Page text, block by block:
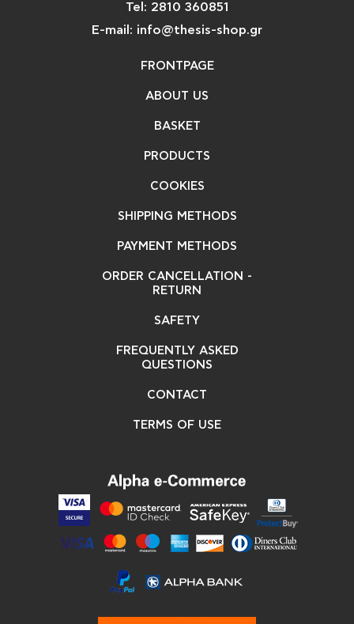
Tel: 2810 360851
E-mail: info@thesis-shop.gr
FRONTPAGE
ABOUT US
BASKET
PRODUCTS
COOKIES
SHIPPING METHODS
PAYMENT METHODS
ORDER CANCELLATION -
RETURN
SAFETY
FREQUENTLY ASKED
QUESTIONS
CONTACT
TERMS OF USE